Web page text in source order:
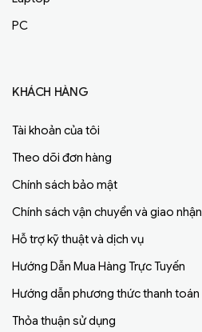
PC
KHÁCH HÀNG
Tài khoản của tôi
Theo dõi đơn hàng
Chính sách bảo mật
Chính sách vận chuyển và giao nhận
Hỗ trợ kỹ thuật và dịch vụ
Hướng Dẫn Mua Hàng Trực Tuyến
Hướng dẫn phương thức thanh toán
Thỏa thuận sử dụng